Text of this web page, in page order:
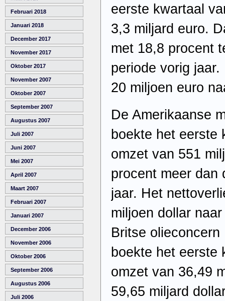
Februari 2018
Januari 2018
December 2017
November 2017
Oktober 2017
November 2007
Oktober 2007
September 2007
Augustus 2007
Juli 2007
Juni 2007
Mei 2007
April 2007
Maart 2007
Februari 2007
Januari 2007
December 2006
November 2006
Oktober 2006
September 2006
Augustus 2006
Juli 2006
eerste kwartaal
3,3 miljard euro.
met 18,8 procent
periode vorig
20 miljoen euro
De Amerikaanse
boekte het eerste
omzet van 551
procent meer dan
jaar. Het
miljoen dollar
Britse
boekte het eerste
omzet van 36,49
59,65 miljard